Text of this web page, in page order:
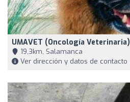
UMAVET (Oncología Veterinaria)
19,3km, Salamanca
Ver dirección y datos de contacto